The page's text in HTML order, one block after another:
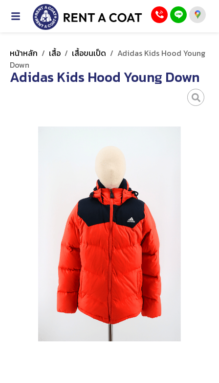
หน้าหลัก / เสื้อ / เสื้อขนเป็ด / Adidas Kids Hood Young
Down
Adidas Kids Hood Young Down